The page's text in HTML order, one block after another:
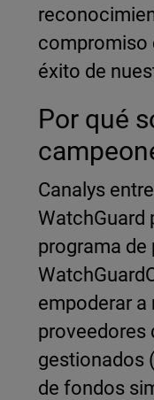
compromiso
éxito de
Por qué
Canalys
WatchGuard
programa de
empoderar
proveedores
gestionados
de fondos